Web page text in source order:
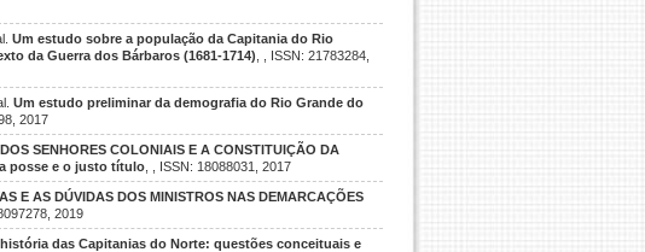
Um estudo sobre a população da Capitania do Rio
da Guerra dos Bárbaros (1681-1714)
, , ISSN: 21783284,
Um estudo preliminar da demografia do Rio Grande do
2017
SENHORES COLONIAIS E A CONSTITUIÇÃO DA
posse e o justo título , , ISSN: 18088031, 2017
E AS DÚVIDAS DOS MINISTROS NAS DEMARCAÇÕES
2019
das Capitanias do Norte: questões conceituais e